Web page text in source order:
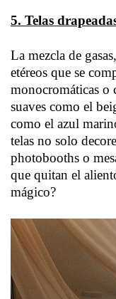
5. Telas
La mezcla de
etéreos que se
monocromáticas o
suaves como el
como el azul
telas no solo
photobooths o
que quitan el
mágico?